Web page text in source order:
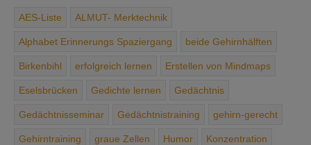
AES-Liste ALMUT- Merktechnik
Alphabet ­Erinnerungs ­Spaziergang beide Gehirnhälften
Birkenbihl erfolgreich lernen Erstellen von Mindmaps
Eselsbrücken Gedichte ­lernen Gedächtnis
Gedächtnisseminar Gedächtnis­training gehirn-gerecht
Gehirntraining graue Zellen Humor Konzentration